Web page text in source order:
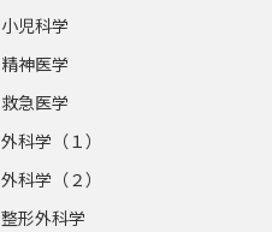
小児科学
精神医学
救急医学
外科学（１）
外科学（２）
整形外科学